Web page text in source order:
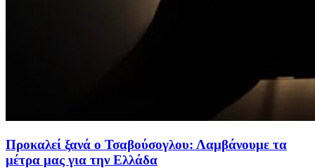
Προκαλεί ξανά ο Τσαβούσογλου: Λαμβάνουμε τα
μέτρα μας για την Ελλάδα